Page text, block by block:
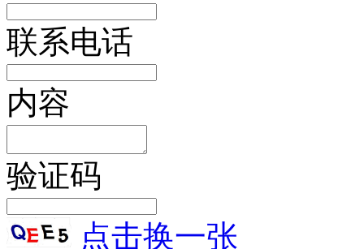
联系电话
内容
验证码
点击换一张